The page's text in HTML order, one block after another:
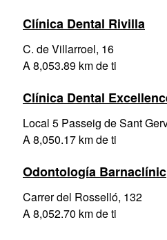
Clínica Dental Rivilla
C. de Villarroel, 16
A 8,053.89 km de ti
Clínica Dental
Local 5 Passeig de Sant
A 8,050.17 km de ti
Odontología Barnaclínic
Carrer del Rosselló, 132
A 8,052.70 km de ti